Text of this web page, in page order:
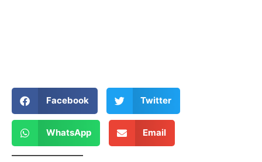
Facebook Twitter
WhatsApp Email